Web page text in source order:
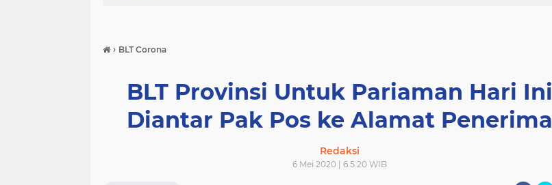
› BLT Corona
BLT Provinsi Untuk Pariaman Hari Ini
Diantar Pak Pos ke Alamat Penerima
Redaksi
6 Mei 2020 | 6.5.20 WIB